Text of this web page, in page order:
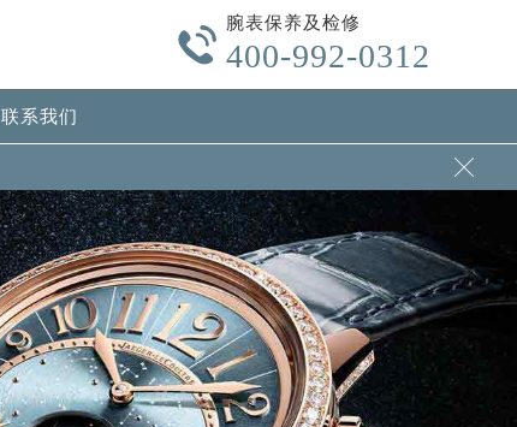

腕表保养及检修
400-992-0312
联系我们
